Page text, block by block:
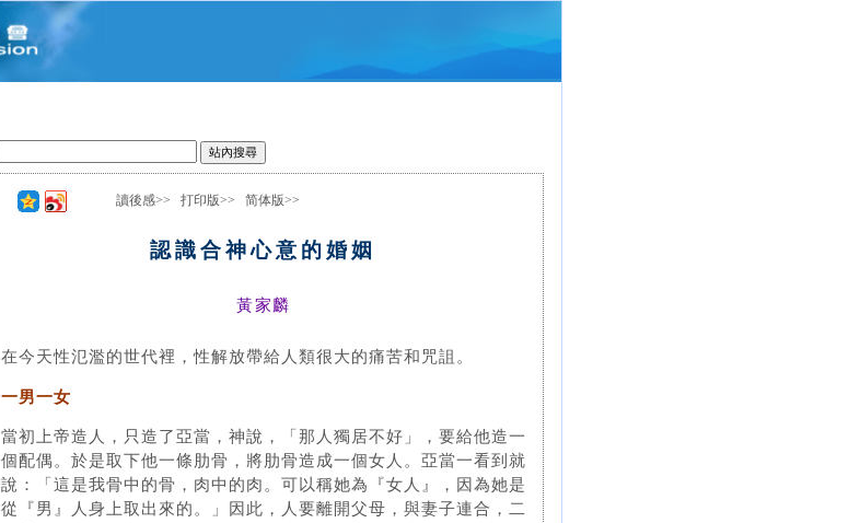
讀後感>> 打印版>> 简体版>>
認識合神心意的婚姻
黃家麟
在今天性氾濫的世代裡，性解放帶給人類很大的痛苦和咒詛。
一男一女
當初上帝造人，只造了亞當，神說，「那人獨居不好」，要給他造一
個配偶。於是取下他一條肋骨，將肋骨造成一個女人。亞當一看到就
說：「這是我骨中的骨，肉中的肉。可以稱她為『女人』，因為她是
從『男』人身上取出來的。」因此，人要離開父母，與妻子連合，二